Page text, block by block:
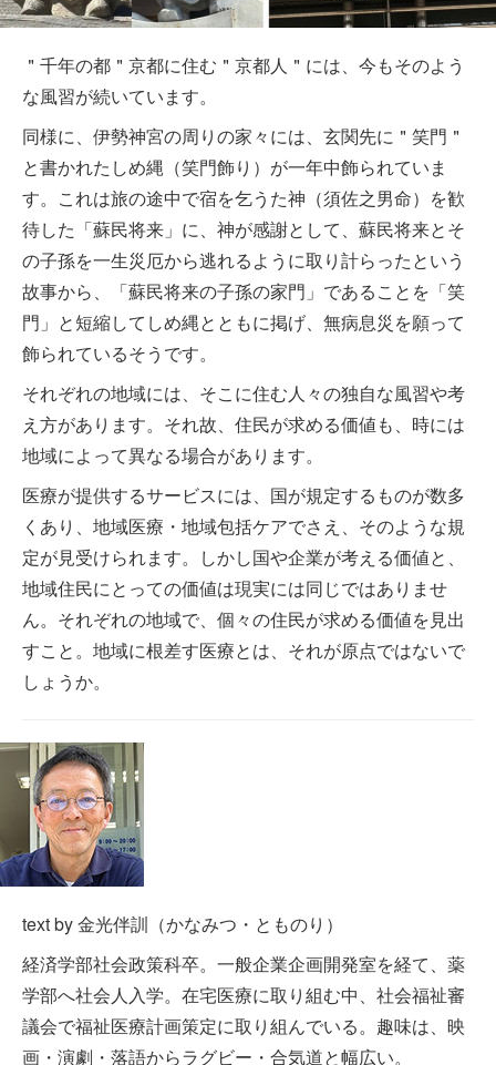
＂千年の都＂京都に住む＂京都人＂には、今もそのよう
な風習が続いています。
同様に、伊勢神宮の周りの家々には、玄関先に＂笑門＂
と書かれたしめ縄（笑門飾り）が一年中飾られていま
す。これは旅の途中で宿を乞うた神（須佐之男命）を歓
待した「蘇民将来」に、神が感謝として、蘇民将来とそ
の子孫を一生災厄から逃れるように取り計らったという
故事から、「蘇民将来の子孫の家門」であることを「笑
門」と短縮してしめ縄とともに掲げ、無病息災を願って
飾られているそうです。
それぞれの地域には、そこに住む人々の独自な風習や考
え方があります。それ故、住民が求める価値も、時には
地域によって異なる場合があります。
医療が提供するサービスには、国が規定するものが数多
くあり、地域医療・地域包括ケアでさえ、そのような規
定が見受けられます。しかし国や企業が考える価値と、
地域住民にとっての価値は現実には同じではありませ
ん。それぞれの地域で、個々の住民が求める価値を見出
すこと。地域に根差す医療とは、それが原点ではないで
しょうか。
text by 金光伴訓（かなみつ・とものり）
経済学部社会政策科卒。一般企業企画開発室を経て、薬
学部へ社会人入学。在宅医療に取り組む中、社会福祉審
議会で福祉医療計画策定に取り組んでいる。趣味は、映
画・演劇・落語からラグビー・合気道と幅広い。